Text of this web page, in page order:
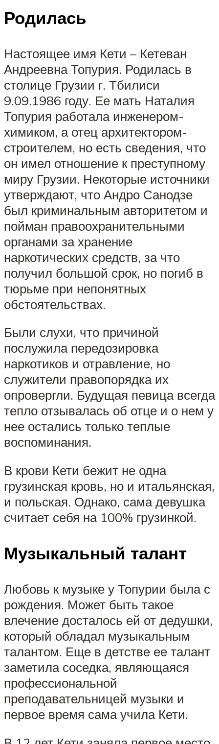
Родилась
Настоящее имя Кети – Кетеван
Андреевна Топурия. Родилась в
столице Грузии г. Тбилиси
9.09.1986 году. Ее мать Наталия
Топурия работала инженером-
химиком, а отец архитектором-
строителем, но есть сведения, что
он имел отношение к преступному
миру Грузии. Некоторые источники
утверждают, что Андро Санодзе
был криминальным авторитетом и
пойман правоохранительными
органами за хранение
наркотических средств, за что
получил большой срок, но погиб в
тюрьме при непонятных
обстоятельствах.
Были слухи, что причиной
послужила передозировка
наркотиков и отравление, но
служители правопорядка их
опровергли. Будущая певица всегда
тепло отзывалась об отце и о нем у
нее остались только теплые
воспоминания.
В крови Кети бежит не одна
грузинская кровь, но и итальянская,
и польская. Однако, сама девушка
считает себя на 100% грузинкой.
Музыкальный талант
Любовь к музыке у Топурии была с
рождения. Может быть такое
влечение досталось ей от дедушки,
который обладал музыкальным
талантом. Еще в детстве ее талант
заметила соседка, являющаяся
профессиональной
преподавательницей музыки и
первое время сама учила Кети.